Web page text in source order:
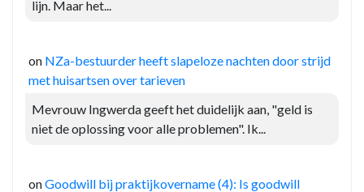
lijn. Maar het...
on NZa-bestuurder heeft slapeloze nachten door strijd
met huisartsen over tarieven
Mevrouw Ingwerda geeft het duidelijk aan, "geld is
niet de oplossing voor alle problemen". Ik...
onGoodwill bij praktijkovername (4): Is goodwill